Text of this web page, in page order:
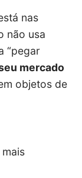
nas
não usa
“pegar
mercado
objetos de
mais